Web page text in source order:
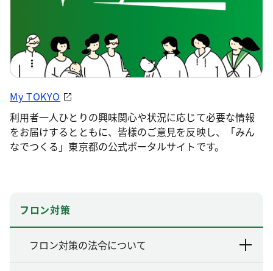
My TOKYO
利用者一人ひとりの興味関心や状況に応じて必要な情報
をお届けするとともに、皆様のご意見を反映し、「みん
なでつくる」東京都の公式ポータルサイトです。
フロン対策
フロン対策の法令について